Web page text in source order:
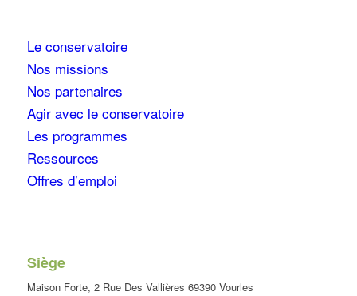
Le conservatoire
Nos missions
Nos partenaires
Agir avec le conservatoire
Les programmes
Ressources
Offres d’emploi
Siège
Maison Forte, 2 Rue Des Vallières 69390 Vourles